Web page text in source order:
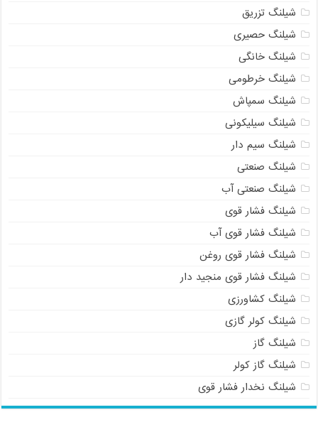
شیلنگ تزریق
شیلنگ حصیری
شیلنگ خانگی
شیلنگ خرطومی
شیلنگ سمپاش
شیلنگ سیلیکونی
شیلنگ سیم دار
شیلنگ صنعتی
شیلنگ صنعتی آب
شیلنگ فشار قوی
شیلنگ فشار قوی آب
شیلنگ فشار قوی روغن
شیلنگ فشار قوی منجید دار
شیلنگ کشاورزی
شیلنگ کولر گازی
شیلنگ گاز
شیلنگ گاز کولر
شیلنگ نخدار فشار قوی